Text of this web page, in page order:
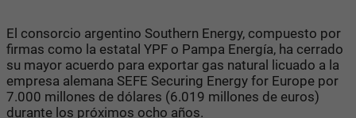
El consorcio argentino Southern Energy, compuesto por
firmas como la estatal YPF o Pampa Energía, ha cerrado
su mayor acuerdo para exportar gas natural licuado a la
empresa alemana SEFE Securing Energy for Europe por
7.000 millones de dólares (6.019 millones de euros)
durante los próximos ocho años.